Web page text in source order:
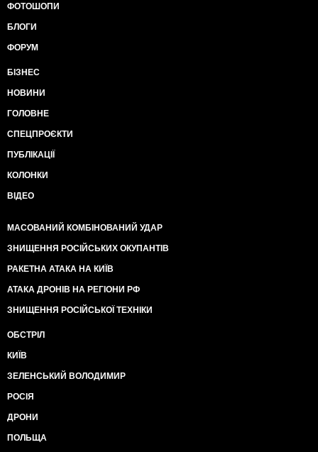
ФОТОШОПИ
БЛОГИ
ФОРУМ
БІЗНЕС
НОВИНИ
ГОЛОВНЕ
СПЕЦПРОЄКТИ
ПУБЛІКАЦІЇ
КОЛОНКИ
ВІДЕО
МАСОВАНИЙ КОМБІНОВАНИЙ УДАР
ЗНИЩЕННЯ РОСІЙСЬКИХ ОКУПАНТІВ
РАКЕТНА АТАКА НА КИЇВ
АТАКА ДРОНІВ НА РЕГІОНИ РФ
ЗНИЩЕННЯ РОСІЙСЬКОЇ ТЕХНІКИ
ОБСТРІЛ
КИЇВ
ЗЕЛЕНСЬКИЙ ВОЛОДИМИР
РОСІЯ
ДРОНИ
ПОЛЬЩА